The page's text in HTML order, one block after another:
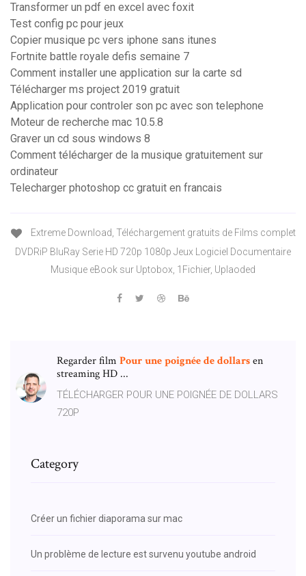
Transformer un pdf en excel avec foxit
Test config pc pour jeux
Copier musique pc vers iphone sans itunes
Fortnite battle royale defis semaine 7
Comment installer une application sur la carte sd
Télécharger ms project 2019 gratuit
Application pour controler son pc avec son telephone
Moteur de recherche mac 10.5.8
Graver un cd sous windows 8
Comment télécharger de la musique gratuitement sur
ordinateur
Telecharger photoshop cc gratuit en francais
Extreme Download, Téléchargement gratuits de Films complet
DVDRiP BluRay Serie HD 720p 1080p Jeux Logiciel Documentaire
Musique eBook sur Uptobox, 1Fichier, Uplaoded
Regarder film Pourunepoignéededollarsen
streaming HD ...
TÉLÉCHARGER POUR UNE POIGNÉE DE DOLLARS
720P
Category
Créer un fichier diaporama sur mac
Un problème de lecture est survenu youtube android